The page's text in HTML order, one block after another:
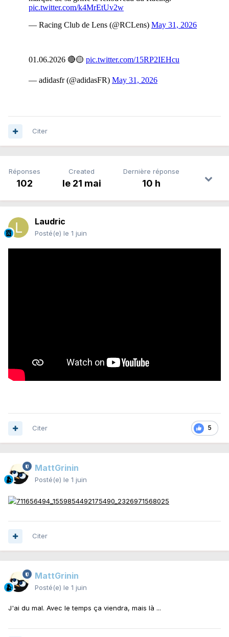
Citer
Réponses
102
Created
le 21 mai
Dernière réponse
10 h
Laudric
Posté(e) le 1 juin
5
Citer
MattGrinin
Posté(e) le 1 juin
Citer
MattGrinin
Posté(e) le 1 juin
J'ai du mal. Avec le temps ça viendra, mais là ...